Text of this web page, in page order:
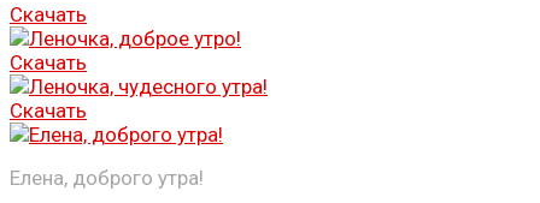
Скачать
Скачать
Скачать
Елена, доброго утра!